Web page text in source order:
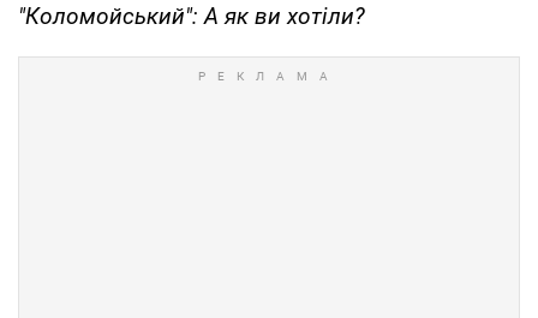
"Коломойський": А як ви хотіли?